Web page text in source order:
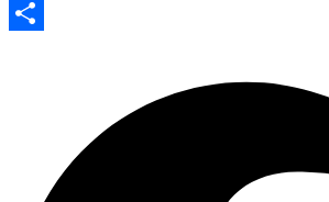
Evernote